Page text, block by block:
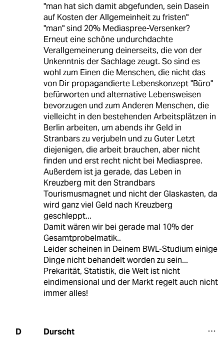
"man hat sich damit abgefunden, sein Dasein
auf Kosten der Allgemeinheit zu fristen"
"man" sind 20% Mediaspree-Versenker?
Erneut eine schöne undurchdachte
Verallgemeinerung deinerseits, die von der
Unkenntnis der Sachlage zeugt. So sind es
wohl zum Einen die Menschen, die nicht das
von Dir propagandierte Lebenskonzept "Büro"
befürworten und alternative Lebensweisen
bevorzugen und zum Anderen Menschen, die
vielleicht in den bestehenden Arbeitsplätzen in
Berlin arbeiten, um abends ihr Geld in
Stranbars zu verjubeln und zu Guter Letzt
diejenigen, die arbeit brauchen, aber nicht
finden und erst recht nicht bei Mediaspree.
Außerdem ist ja gerade, das Leben in
Kreuzberg mit den Strandbars
Tourismusmagnet und nicht der Glaskasten, da
wird ganz viel Geld nach Kreuzberg
geschleppt...
Damit wären wir bei gerade mal 10% der
Gesamtprobelmatik..
Leider scheinen in Deinem BWL-Studium einige
Dinge nicht behandelt worden zu sein...
Prekarität, Statistik, die Welt ist nicht
eindimensional und der Markt regelt auch nicht
immer alles!
D Durscht